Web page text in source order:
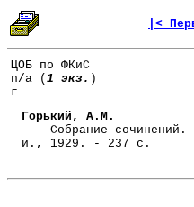
|<
ЦОБ по ФКиС
n/a ( 1 экз. )
г
Горький, А.М.
Собрание
и., 1929. - 237 с.